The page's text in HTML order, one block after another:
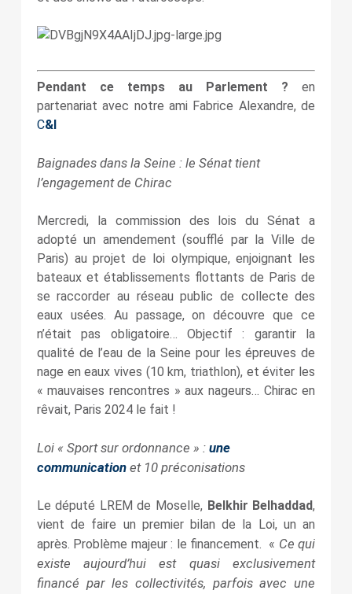
Pendant ce temps au Parlement ?en
partenariat avec notre ami Fabrice Alexandre, de
C&I
Baignades dans la Seine : le Sénat tient
l’engagement de Chirac
Mercredi, la commission des lois du Sénat a
adopté un amendement (soufflé par la Ville de
Paris) au projet de loi olympique, enjoignant les
bateaux et établissements flottants de Paris de
se raccorder au réseau public de collecte des
eaux usées. Au passage, on découvre que ce
n’était pas obligatoire… Objectif : garantir la
qualité de l’eau de la Seine pour les épreuves de
nage en eaux vives (10 km, triathlon), et éviter les
« mauvaises rencontres » aux nageurs… Chirac en
rêvait, Paris 2024 le fait !
Loi « Sport sur ordonnance » : une
communication et 10 préconisations
Le député LREM de Moselle, Belkhir Belhaddad,
vient de faire un premier bilan de la Loi, un an
après. Problème majeur : le financement. « Ce qui
existe aujourd’hui est quasi exclusivement
financé par les collectivités, parfois avec une